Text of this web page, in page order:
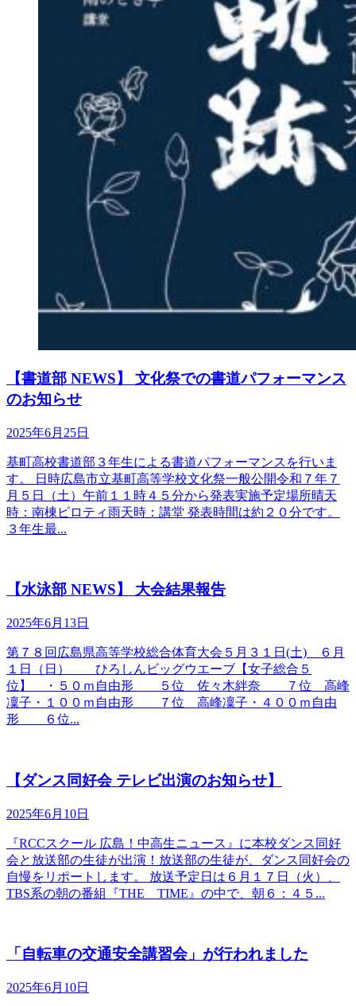
【書道部 NEWS】 文化祭での書道パフォーマンス
のお知らせ
2025年6月25日
基町高校書道部３年生による書道パフォーマンスを行いま
す。 日時広島市立基町高等学校文化祭一般公開令和７年７
月５日（土）午前１１時４５分から発表実施予定場所晴天
時：南棟ピロティ雨天時：講堂 発表時間は約２０分です。
３年生最...
【水泳部 NEWS】 大会結果報告
2025年6月13日
第７８回広島県高等学校総合体育大会５月３１日(土) ６月
１日（日） ひろしんビッグウエーブ【女子総合５
位】 ・５０ｍ自由形 ５位 佐々木絆奈 ７位 高峰
凜子・１００ｍ自由形 ７位 高峰凜子・４００ｍ自由
形 ６位...
【ダンス同好会 テレビ出演のお知らせ】
2025年6月10日
『RCCスクール 広島！中高生ニュース』に本校ダンス同好
会と放送部の生徒が出演！放送部の生徒が、ダンス同好会の
自慢をリポートします。 放送予定日は６月１７日（火）、
TBS系の朝の番組『THE TIME』の中で、朝６：４５...
「自転車の交通安全講習会」が行われました
2025年6月10日